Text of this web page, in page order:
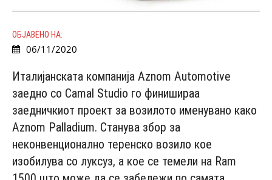
ОБЈАВЕНО НА:
06/11/2020
Италијанската компанија Aznom Automotive
заедно со Camal Studio го финишираа
заедничкиот проект за возилото именувано како
Aznom Palladium. Станува збор за
неконвенционално теренско возило кое
изобилува со луксуз, а кое се темели на Ram